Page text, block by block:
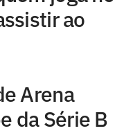
ao
Arena
da Série B